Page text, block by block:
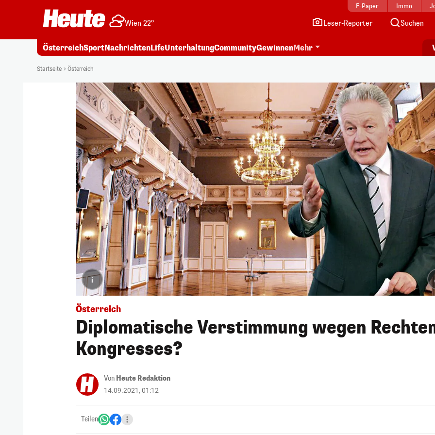
E-Paper Immo
Wien 22° Leser-Reporter Suchen
ÖsterreichSportNachrichtenLifeUnterhaltungCommunityGewinnenMehr
Startseite Österreich
i
Österreich
Diplomatische Verstimmung wegen
Kongresses?
Von Heute Redaktion
14.09.2021, 01:12
Teilen